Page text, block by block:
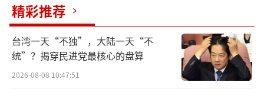
精彩推荐
台湾一天“不独”，大陆一天“不
统”？揭穿民进党最核心的盘算
2026-08-08 10:47:51